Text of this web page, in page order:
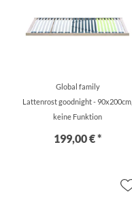
Global family
Lattenrost goodnight - 90x200cm,
keine Funktion
199,00 € *